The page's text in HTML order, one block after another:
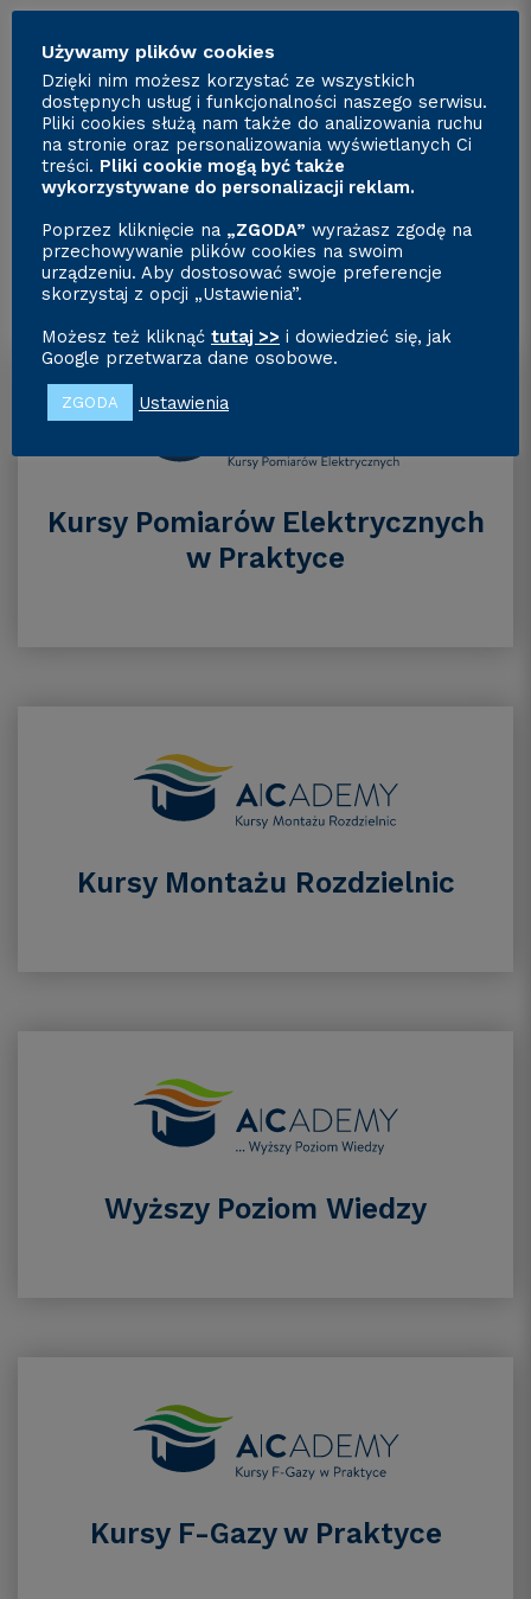
Zobacz nasze pozostałe
kursyw praktyce
Kursy Pomiarów Elektrycznych
w Praktyce
Kursy Montażu Rozdzielnic
Wyższy Poziom Wiedzy
Kursy F-Gazy w Praktyce
Używamy plików cookies
Dzięki nim możesz korzystać ze wszystkich
dostępnych usług i funkcjonalności naszego serwisu.
Pliki cookies służą nam także do analizowania ruchu
na stronie oraz personalizowania wyświetlanych Ci
treści. Pliki cookie mogą być także
wykorzystywane do personalizacji reklam.
Poprzez kliknięcie na „ZGODA” wyrażasz zgodę na
przechowywanie plików cookies na swoim
urządzeniu. Aby dostosować swoje preferencje
skorzystaj z opcji „Ustawienia”.
Możesz też kliknąć tutaj >> i dowiedzieć się, jak
Google przetwarza dane osobowe.
ZGODA Ustawienia